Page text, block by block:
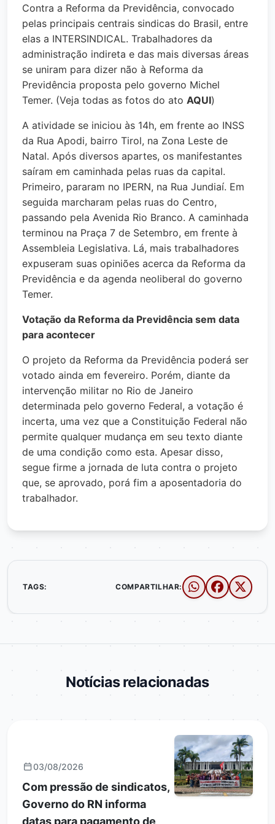
Contra a Reforma da Previdência, convocado
pelas principais centrais sindicas do Brasil, entre
elas a INTERSINDICAL. Trabalhadores da
administração indireta e das mais diversas áreas
se uniram para dizer não à Reforma da
Previdência proposta pelo governo Michel
Temer. (Veja todas as fotos do ato AQUI)
A atividade se iniciou às 14h, em frente ao INSS
da Rua Apodi, bairro Tirol, na Zona Leste de
Natal. Após diversos apartes, os manifestantes
saíram em caminhada pelas ruas da capital.
Primeiro, pararam no IPERN, na Rua Jundiaí. Em
seguida marcharam pelas ruas do Centro,
passando pela Avenida Rio Branco. A caminhada
terminou na Praça 7 de Setembro, em frente à
Assembleia Legislativa. Lá, mais trabalhadores
expuseram suas opiniões acerca da Reforma da
Previdência e da agenda neoliberal do governo
Temer.
Votação da Reforma da Previdência sem data
para acontecer
O projeto da Reforma da Previdência poderá ser
votado ainda em fevereiro. Porém, diante da
intervenção militar no Rio de Janeiro
determinada pelo governo Federal, a votação é
incerta, uma vez que a Constituição Federal não
permite qualquer mudança em seu texto diante
de uma condição como esta. Apesar disso,
segue firme a jornada de luta contra o projeto
que, se aprovado, porá fim a aposentadoria do
trabalhador.
TAGS: COMPARTILHAR:
Notícias relacionadas
03/08/2026
Com pressão de sindicatos,
Governo do RN informa
datas para pagamento de